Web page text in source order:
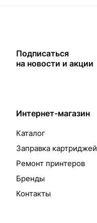
Подписаться
на новости и акции
Интернет-магазин
Каталог
Заправка картриджей
Ремонт принтеров
Бренды
Контакты